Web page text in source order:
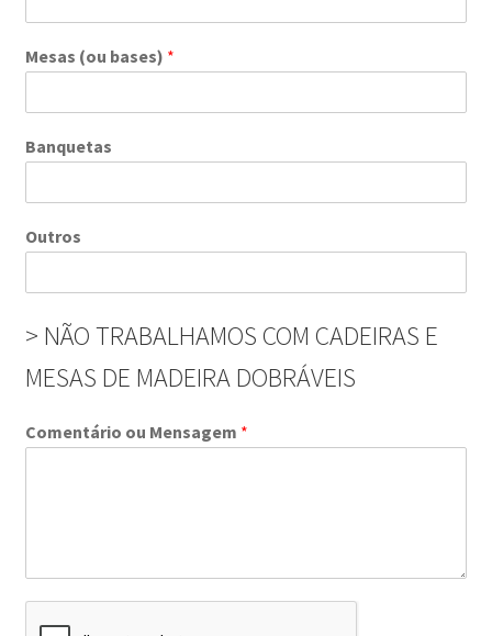
Mesas (ou bases) *
Banquetas
Outros
> NÃO TRABALHAMOS COM CADEIRAS E
MESAS DE MADEIRA DOBRÁVEIS
Comentário ou Mensagem *